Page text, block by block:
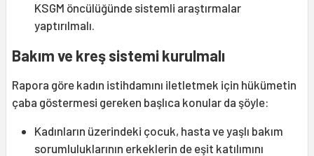
KSGM öncülüğünde sistemli araştırmalar
yaptırılmalı.
Bakım ve kreş sistemi kurulmalı
Rapora göre kadın istihdamını iletletmek için hükümetin
çaba göstermesi gereken başlıca konular da şöyle:
Kadınların üzerindeki çocuk, hasta ve yaşlı bakım
sorumluluklarının erkeklerin de eşit katılımını